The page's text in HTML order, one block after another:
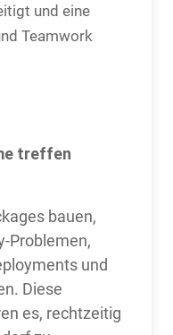
und eine
Teamwork
treffen
bauen,
Problemen,
und
Diese
es, rechtzeitig